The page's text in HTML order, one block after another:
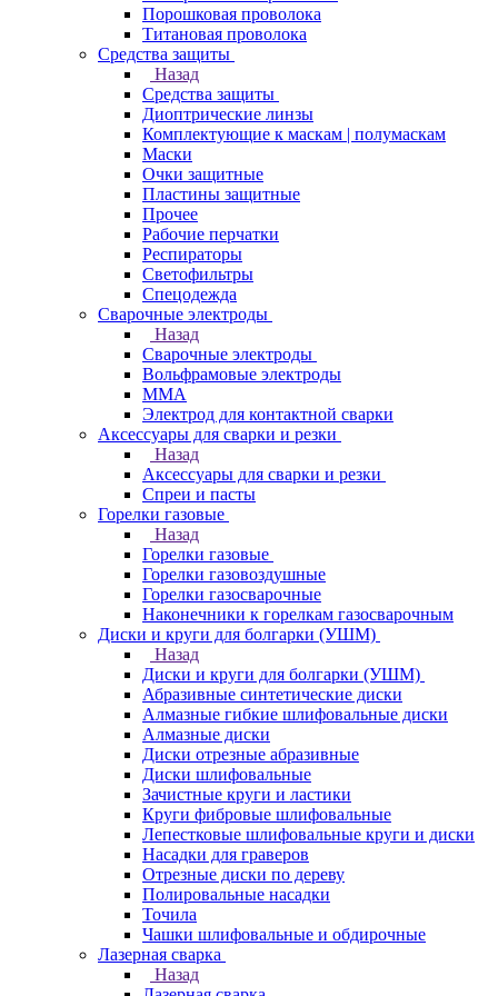
Порошковая проволока
Титановая проволока
Средства защиты
Назад
Средства защиты
Диоптрические линзы
Комплектующие к маскам | полумаскам
Маски
Очки защитные
Пластины защитные
Прочее
Рабочие перчатки
Респираторы
Светофильтры
Спецодежда
Сварочные электроды
Назад
Сварочные электроды
Вольфрамовые электроды
ММА
Электрод для контактной сварки
Аксессуары для сварки и резки
Назад
Аксессуары для сварки и резки
Спреи и пасты
Горелки газовые
Назад
Горелки газовые
Горелки газовоздушные
Горелки газосварочные
Наконечники к горелкам газосварочным
Диски и круги для болгарки (УШМ)
Назад
Диски и круги для болгарки (УШМ)
Абразивные синтетические диски
Алмазные гибкие шлифовальные диски
Алмазные диски
Диски отрезные абразивные
Диски шлифовальные
Зачистные круги и ластики
Круги фибровые шлифовальные
Лепестковые шлифовальные круги и диски
Насадки для граверов
Отрезные диски по дереву
Полировальные насадки
Точила
Чашки шлифовальные и обдирочные
Лазерная сварка
Назад